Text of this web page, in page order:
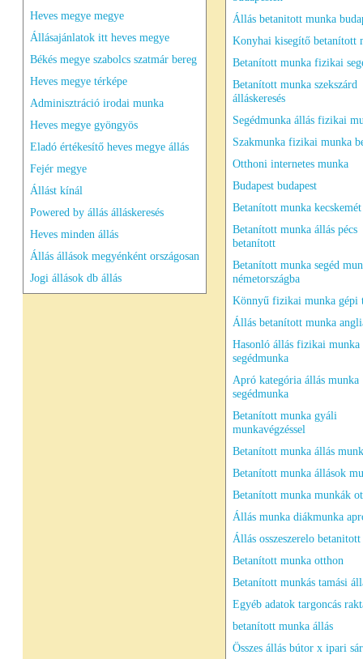
Heves megye megye
Állásajánlatok itt heves megye
Békés megye szabolcs szatmár bereg
Heves megye térképe
Adminisztráció irodai munka
Heves megye gyöngyös
Eladó értékesítő heves megye állás
Fejér megye
Állást kínál
Powered by állás álláskeresés
Heves minden állás
Állás állások megyénként országosan
Jogi állások db állás
Állás betanitott munka
Konyhai kisegítő betanított
Betanított munka fizikai
Betanított munka szekszárd
álláskeresés
Segédmunka állás fizikai
Szakmunka fizikai munka
Otthoni internetes munka
Budapest budapest
Betanított munka
Betanított munka állás pécs
betanított
Betanított munka segéd
németországba
Könnyű fizikai munka gépi
Állás betanított munka
Hasonló állás fizikai munka
segédmunka
Apró kategória állás munka
segédmunka
Betanított munka gyáli
munkavégzéssel
Betanított munka állás
Betanított munka állások
Betanított munka munkák
Állás munka diákmunka
Állás osszeszerelo betanitott
Betanított munka otthon
Betanított munkás tamási
Egyéb adatok targoncás
betanított munka állás
Összes állás bútor x ipari